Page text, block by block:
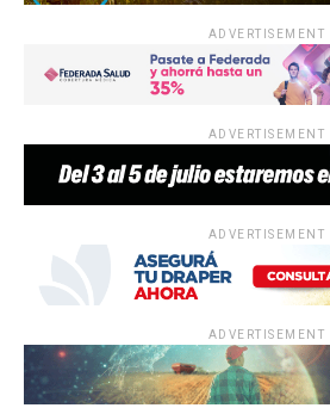
ADVERTISEMENT
ADVERTISEMENT
ADVERTISEMENT
ADVERTISEMENT